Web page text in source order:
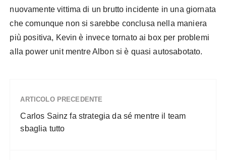
nuovamente vittima di un brutto incidente in una giornata
che comunque non si sarebbe conclusa nella maniera
più positiva, Kevin è invece tornato ai box per problemi
alla power unit mentre Albon si è quasi autosabotato.
ARTICOLO PRECEDENTE
Carlos Sainz fa strategia da sé mentre il team
sbaglia tutto